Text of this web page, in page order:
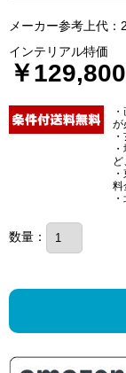
メーカー参考上代：
インテリアル特価
￥129,800
が
料
数量：